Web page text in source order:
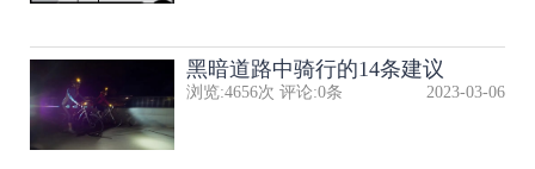
黑暗道路中骑行的14条建议
浏览:4656次 评论:0条 2023-03-06